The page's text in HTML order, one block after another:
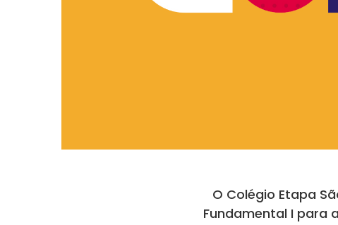
O Colégio Etapa
Fundamental I para